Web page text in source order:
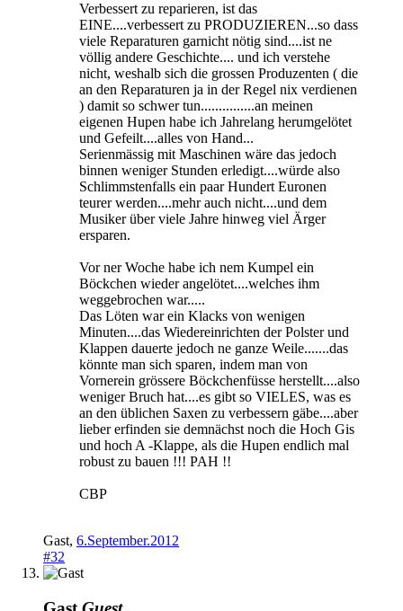
Verbessert zu reparieren, ist das
EINE....verbessert zu PRODUZIEREN...so dass
viele Reparaturen garnicht nötig sind....ist ne
völlig andere Geschichte.... und ich verstehe
nicht, weshalb sich die grossen Produzenten ( die
an den Reparaturen ja in der Regel nix verdienen
) damit so schwer tun...............an meinen
eigenen Hupen habe ich Jahrelang herumgelötet
und Gefeilt....alles von Hand...
Serienmässig mit Maschinen wäre das jedoch
binnen weniger Stunden erledigt....würde also
Schlimmstenfalls ein paar Hundert Euronen
teurer werden....mehr auch nicht....und dem
Musiker über viele Jahre hinweg viel Ärger
ersparen.
Vor ner Woche habe ich nem Kumpel ein
Böckchen wieder angelötet....welches ihm
weggebrochen war.....
Das Löten war ein Klacks von wenigen
Minuten....das Wiedereinrichten der Polster und
Klappen dauerte jedoch ne ganze Weile.......das
könnte man sich sparen, indem man von
Vornerein grössere Böckchenfüsse herstellt....also
weniger Bruch hat....es gibt so VIELES, was es
an den üblichen Saxen zu verbessern gäbe....aber
lieber erfinden sie demnächst noch die Hoch Gis
und hoch A -Klappe, als die Hupen endlich mal
robust zu bauen !!! PAH !!
CBP
Gast, 6.September.2012
#32